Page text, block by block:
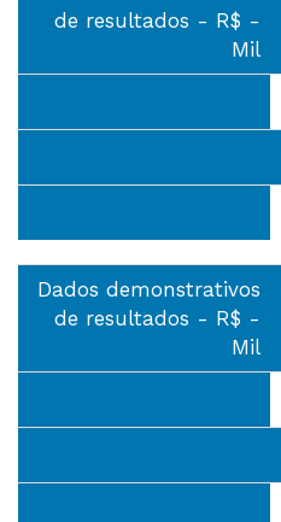
de resultados - R$ -
Mil
Dados demonstrativos
de resultados - R$ -
Mil